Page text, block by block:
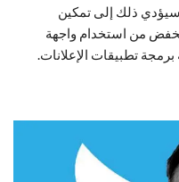
ذلك إلى تمكين
من استخدام واجهة
تطبيقات الإعلانات.